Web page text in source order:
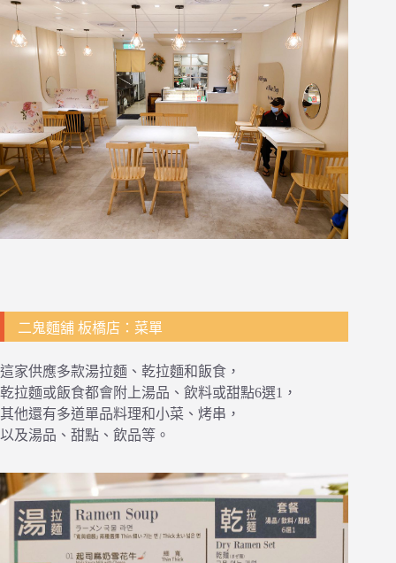
二鬼麵舖 板橋店：菜單
這家供應多款湯拉麵、乾拉麵和飯食，
乾拉麵或飯食都會附上湯品、飲料或甜點6選1，
其他還有多道單品料理和小菜、烤串，
以及湯品、甜點、飲品等。